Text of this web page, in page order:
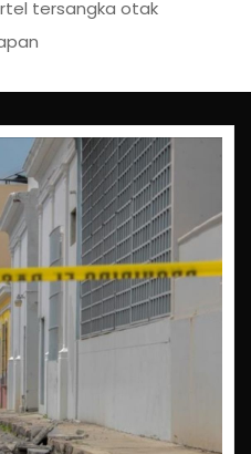
tersangka otak